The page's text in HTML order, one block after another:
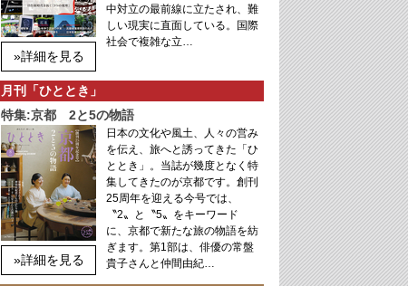
»詳細を見る
中対立の最前線に立たされ、難
しい現実に直面している。国際
社会で複雑な立…
月刊「ひととき」
特集:京都 2と5の物語
»詳細を見る
日本の文化や風土、人々の営み
を伝え、旅へと誘ってきた「ひ
ととき」。当誌が幾度となく特
集してきたのが京都です。創刊
25周年を迎える今号では、
〝2〟と〝5〟をキーワード
に、京都で新たな旅の物語を紡
ぎます。第1部は、俳優の常盤
貴子さんと仲間由紀…